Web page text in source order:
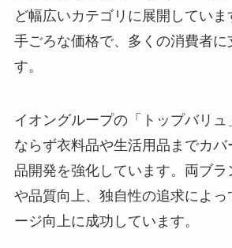
ど幅広いカテゴリに展開してい
手ごろな価格で、多くの消費者に
す。
イオングループの「トップバリ
ならず衣料品や生活用品までカ
品開発を強化しています。両ブラ
や品質向上、独自性の追求によっ
ージ向上に成功しています。